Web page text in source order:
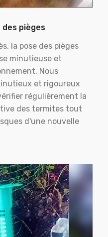
pièges
la pose des pièges
minutieuse et
Nous
et rigoureux
régulièrement la
des termites tout
d'une nouvelle